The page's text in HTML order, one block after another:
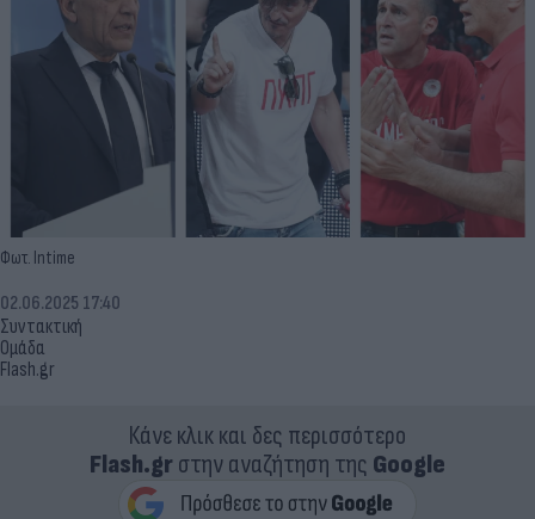
Φωτ. Intime
Συντακτική
Ομάδα
Flash.gr
02.06.2025 17:40
Κάνε κλικ και δες περισσότερο
Flash.grστην αναζήτηση της Google